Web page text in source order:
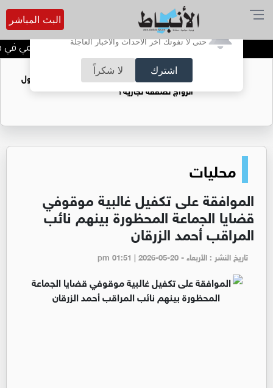
أترغب في تفعيل الإشعارات؟
حتى لا تفوتك آخر الأحداث والأخبار العاجلة
اشترك لا شكراً
البث المباشر
الحاجة خالدة محمود الكرمي في
فتيات يستغللنه لتحقيق مكاسب مادية.. هل تحول
الزواج لصفقة تجارية؟
محليات
الموافقة على تكفيل غالبية موقوفي
قضايا الجماعة المحظورة بينهم نائب
المراقب أحمد الزرقان
تاريخ النشر : الأربعاء - pm 01:51 | 2026-05-20